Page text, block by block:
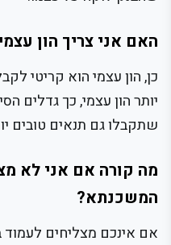
האם אני צריך הון
כן, הון עצמי הוא קריטי
יותר הון עצמי, כך גדלים
שתקבלו גם תנאים טובים
מה קורה אם אני לא
המשכנתא?
אם אינכם מצליחים